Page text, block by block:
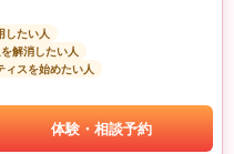
したい人
解消したい人
ィスを始めたい人
体験・相談予約